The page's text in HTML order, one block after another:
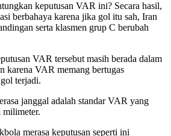
keputusan VAR ini? Secara hasil,
berbahaya karena jika gol itu sah, Iran
serta klasmen grup C berubah
VAR tersebut masih berada dalam
karena VAR memang bertugas
terjadi.
janggal adalah standar VAR yang
milimeter.
merasa keputusan seperti ini